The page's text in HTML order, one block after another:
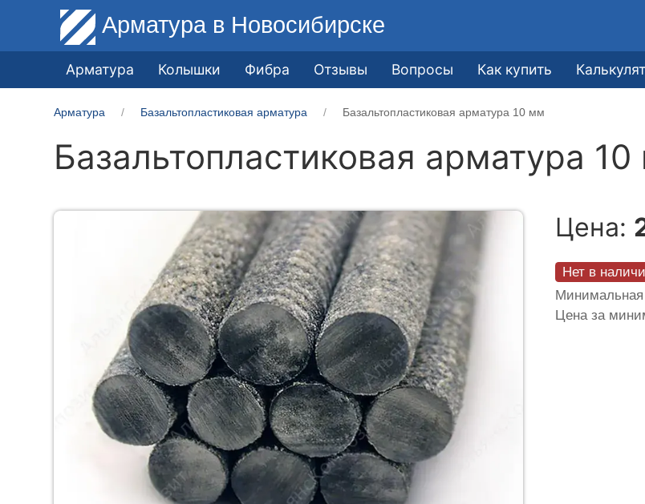
Арматура в Новосибирске
Арматура Колышки Фибра Отзывы Вопросы Как купить
Арматура Базальтопластиковая арматура Базальтопластиковая арматура 10 мм
Базальтопластиковая арматура
Цена:
Нет в
Минимальная
Цена за